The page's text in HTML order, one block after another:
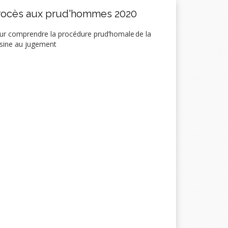
aux prud'hommes 2020
comprendre la procédure prud’homale de la
au jugement